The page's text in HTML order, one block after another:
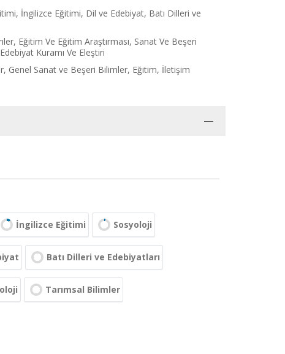
İngilizce Eğitimi, Dil ve Edebiyat, Batı Dilleri ve
Eğitim Ve Eğitim Araştırması, Sanat Ve Beşeri
Kuramı Ve Eleştiri
Genel Sanat ve Beşeri Bilimler, Eğitim, İletişim
İngilizce Eğitimi Sosyoloji
Batı Dilleri ve Edebiyatları
Tarımsal Bilimler